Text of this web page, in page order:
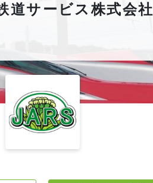
道サービス株式会社